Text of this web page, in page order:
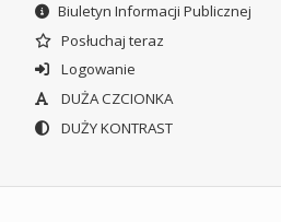
Biuletyn Informacji Publicznej
Posłuchaj teraz
Logowanie
DUŻA CZCIONKA
DUŻY KONTRAST